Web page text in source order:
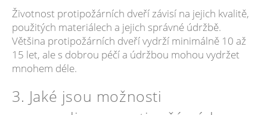
Životnost protipožárních dveří závisí na jejich kvalitě,
použitých materiálech a jejich správné údržbě.
Většina protipožárních dveří vydrží minimálně 10 až
15 let, ale s dobrou péčí a údržbou mohou vydržet
mnohem déle.
3. Jaké jsou možnosti